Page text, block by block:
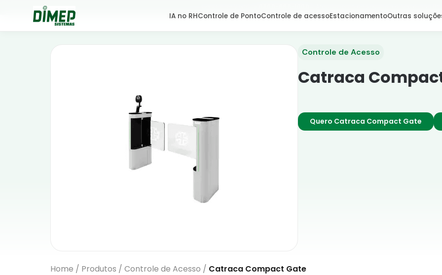
IA no RHControle de PontoControle de acessoEstacionamentoOutras
Controle de Acesso
Catraca
Quero Catraca Compact Gate
Home / Produtos / Controle de Acesso / Catraca Compact Gate